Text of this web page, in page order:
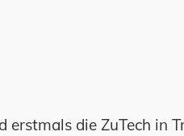
erstmals die ZuTech in